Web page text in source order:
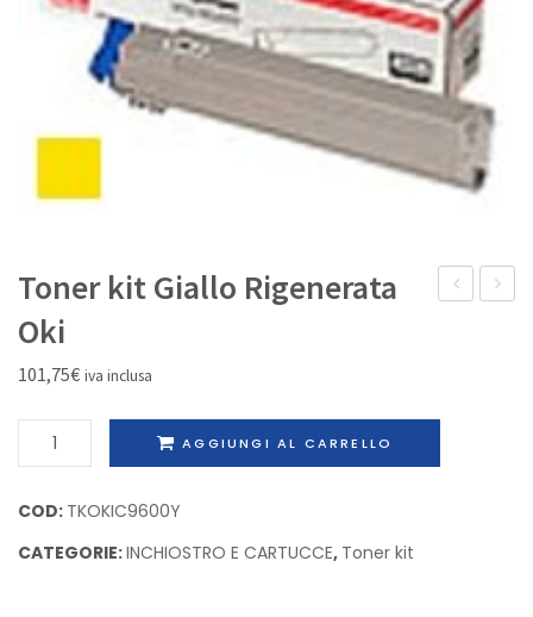
IL MIO ACCOUNT
C7000
Toner kit Giallo Rigenerata
Oki
101,75€ iva inclusa
Toner
kit
Rigenerata
Oki
AGGIUNGI AL CARRELLO
COD: TKOKIC9600Y
CATEGORIE:INCHIOSTRO E CARTUCCE, Toner kit